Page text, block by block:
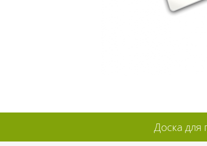
Доска для